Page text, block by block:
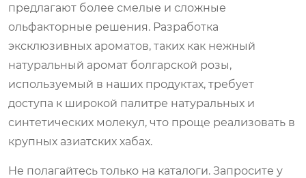
предлагают более смелые и сложные
ольфакторные решения. Разработка
эксклюзивных ароматов, таких как нежный
натуральный аромат болгарской розы,
используемый в наших продуктах, требует
доступа к широкой палитре натуральных и
синтетических молекул, что проще реализовать в
крупных азиатских хабах.
Не полагайтесь только на каталоги. Запросите у